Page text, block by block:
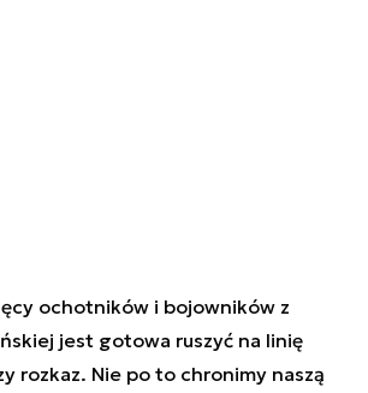
ochotników i bojowników z
jest gotowa ruszyć na linię
rozkaz. Nie po to chronimy naszą